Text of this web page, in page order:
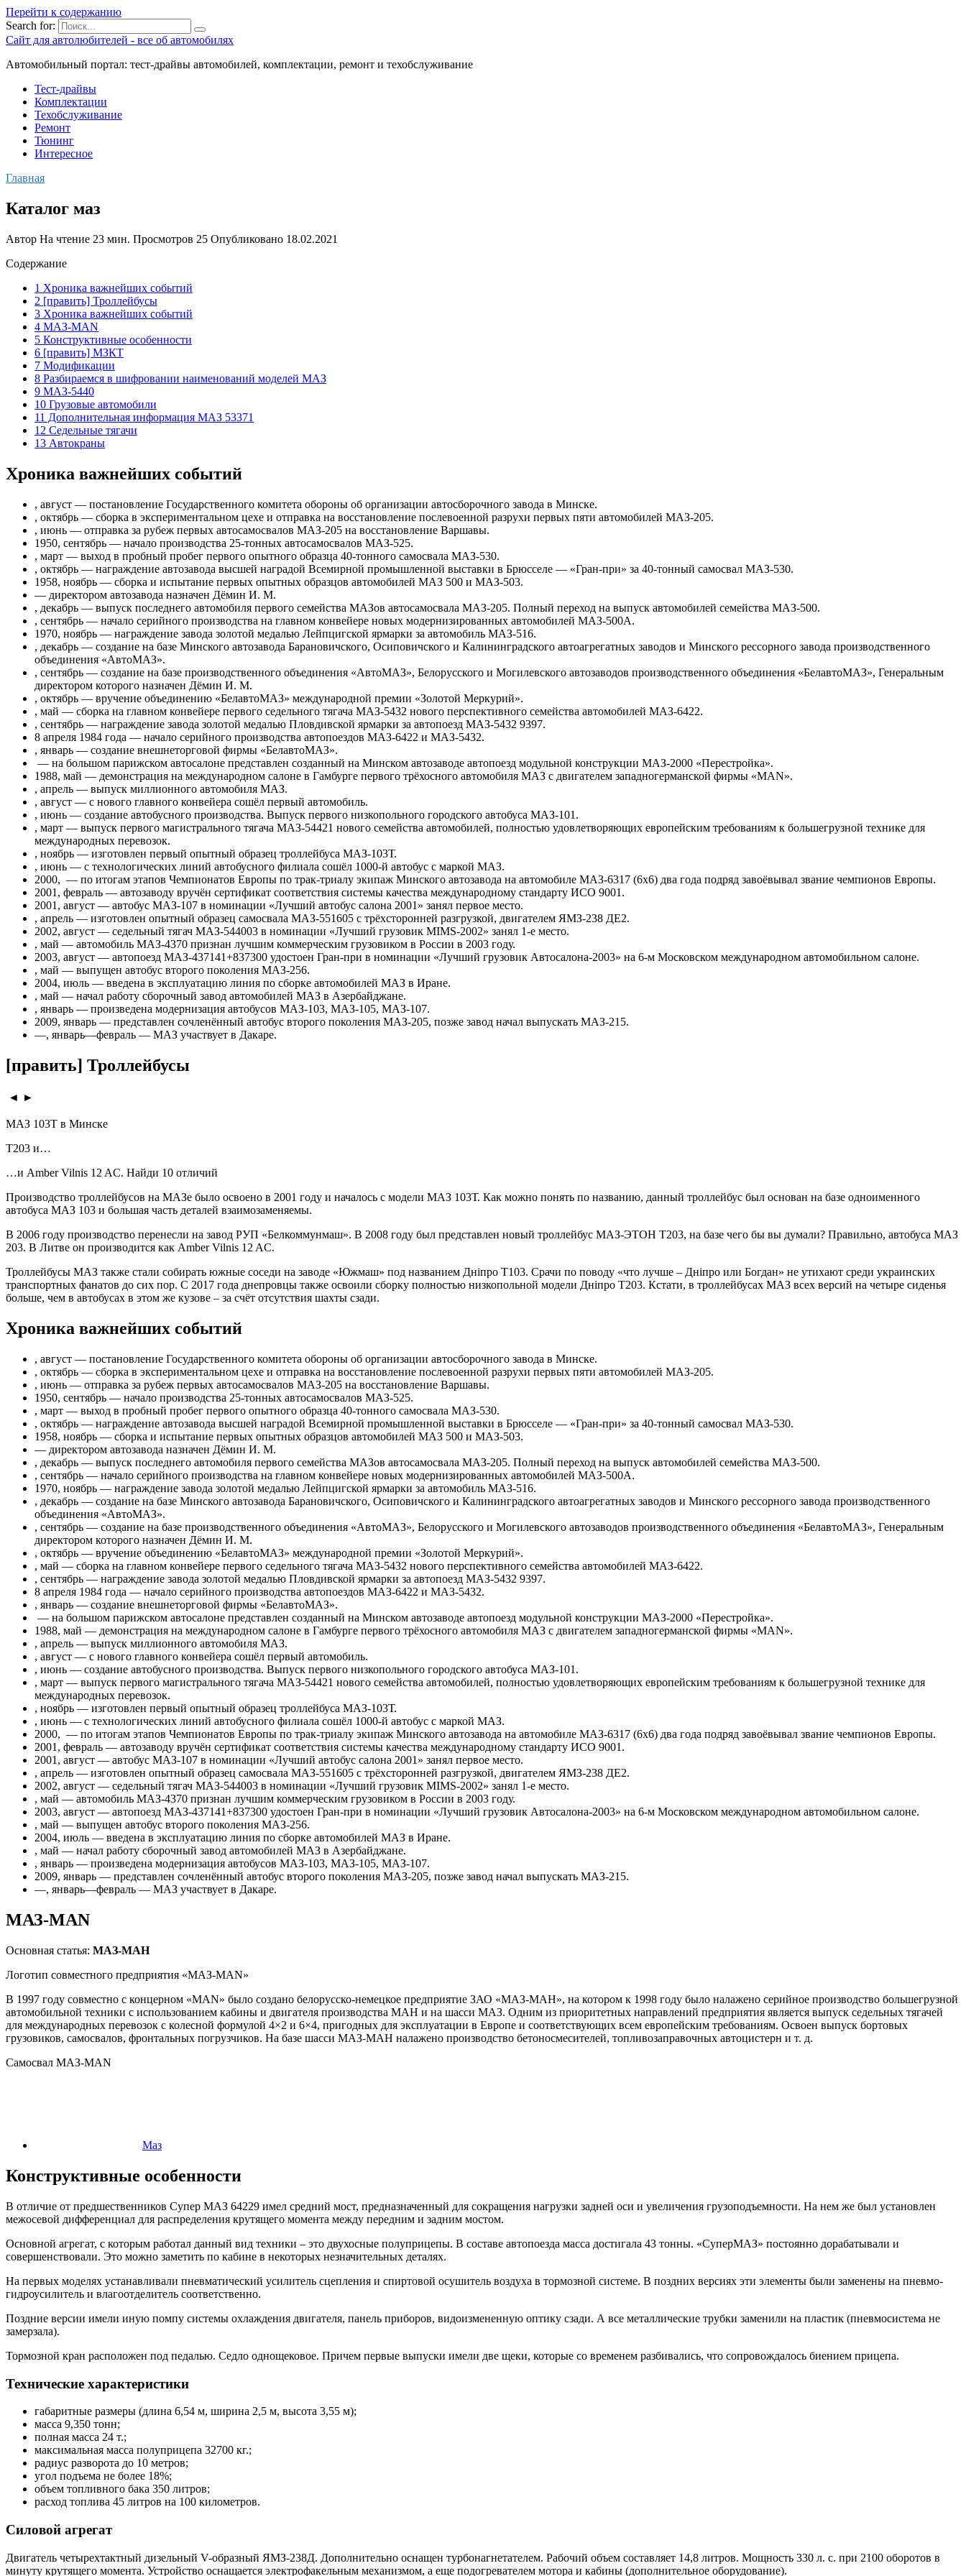
Перейти к содержанию
Search for:
Сайт для автолюбителей - все об автомобилях
Автомобильный портал: тест-драйвы автомобилей, комплектации, ремонт и техобслуживание
Тест-драйвы
Комплектации
Техобслуживание
Ремонт
Тюнинг
Интересное
Главная
Каталог маз
Автор На чтение 23 мин. Просмотров 25 Опубликовано 18.02.2021
Содержание
1 Хроника важнейших событий
2 [править] Троллейбусы
3 Хроника важнейших событий
4 МАЗ-MAN
5 Конструктивные особенности
6 [править] МЗКТ
7 Модификации
8 Разбираемся в шифровании наименований моделей МАЗ
9 МАЗ-5440
10 Грузовые автомобили
11 Дополнительная информация МАЗ 53371
12 Седельные тягачи
13 Автокраны
Хроника важнейших событий
, август — постановление Государственного комитета обороны об организации автосборочного завода в Минске.
, октябрь — сборка в экспериментальном цехе и отправка на восстановление послевоенной разрухи первых пяти автомобилей МАЗ-205.
, июнь — отправка за рубеж первых автосамосвалов МАЗ-205 на восстановление Варшавы.
1950, сентябрь — начало производства 25-тонных автосамосвалов МАЗ-525.
, март — выход в пробный пробег первого опытного образца 40-тонного самосвала МАЗ-530.
, октябрь — награждение автозавода высшей наградой Всемирной промышленной выставки в Брюсселе — «Гран-при» за 40-тонный самосвал МАЗ-530.
1958, ноябрь — сборка и испытание первых опытных образцов автомобилей МАЗ 500 и МАЗ-503.
— директором автозавода назначен Дёмин И. М.
, декабрь — выпуск последнего автомобиля первого семейства МАЗов автосамосвала МАЗ-205. Полный переход на выпуск автомобилей семейства МАЗ-500.
, сентябрь — начало серийного производства на главном конвейере новых модернизированных автомобилей МАЗ-500А.
1970, ноябрь — награждение завода золотой медалью Лейпцигской ярмарки за автомобиль МАЗ-516.
, декабрь — создание на базе Минского автозавода Барановичского, Осиповичского и Калининградского автоагрегатных заводов и Минского рессорного завода производственного
объединения «АвтоМАЗ».
, сентябрь — создание на базе производственного объединения «АвтоМАЗ», Белорусского и Могилевского автозаводов производственного объединения «БелавтоМАЗ», Генеральным
директором которого назначен Дёмин И. М.
, октябрь — вручение объединению «БелавтоМАЗ» международной премии «Золотой Меркурий».
, май — сборка на главном конвейере первого седельного тягача МАЗ-5432 нового перспективного семейства автомобилей МАЗ-6422.
, сентябрь — награждение завода золотой медалью Пловдивской ярмарки за автопоезд МАЗ-5432 9397.
8 апреля 1984 года — начало серийного производства автопоездов МАЗ-6422 и МАЗ-5432.
, январь — создание внешнеторговой фирмы «БелавтоМАЗ».
— на большом парижском автосалоне представлен созданный на Минском автозаводе автопоезд модульной конструкции МАЗ-2000 «Перестройка».
1988, май — демонстрация на международном салоне в Гамбурге первого трёхосного автомобиля МАЗ с двигателем западногерманской фирмы «MAN».
, апрель — выпуск миллионного автомобиля МАЗ.
, август — с нового главного конвейера сошёл первый автомобиль.
, июнь — создание автобусного производства. Выпуск первого низкопольного городского автобуса МАЗ-101.
, март — выпуск первого магистрального тягача МАЗ-54421 нового семейства автомобилей, полностью удовлетворяющих европейским требованиям к большегрузной технике для
международных перевозок.
, ноябрь — изготовлен первый опытный образец троллейбуса МАЗ-103Т.
, июнь — с технологических линий автобусного филиала сошёл 1000-й автобус с маркой МАЗ.
2000, — по итогам этапов Чемпионатов Европы по трак-триалу экипаж Минского автозавода на автомобиле МАЗ-6317 (6х6) два года подряд завоёвывал звание чемпионов Европы.
2001, февраль — автозаводу вручён сертификат соответствия системы качества международному стандарту ИСО 9001.
2001, август — автобус МАЗ-107 в номинации «Лучший автобус салона 2001» занял первое место.
, апрель — изготовлен опытный образец самосвала МАЗ-551605 с трёхсторонней разгрузкой, двигателем ЯМЗ-238 ДЕ2.
2002, август — седельный тягач МАЗ-544003 в номинации «Лучший грузовик MIMS-2002» занял 1-е место.
, май — автомобиль МАЗ-4370 признан лучшим коммерческим грузовиком в России в 2003 году.
2003, август — автопоезд МАЗ-437141+837300 удостоен Гран-при в номинации «Лучший грузовик Автосалона-2003» на 6-м Московском международном автомобильном салоне.
, май — выпущен автобус второго поколения МАЗ-256.
2004, июль — введена в эксплуатацию линия по сборке автомобилей МАЗ в Иране.
, май — начал работу сборочный завод автомобилей МАЗ в Азербайджане.
, январь — произведена модернизация автобусов МАЗ-103, МАЗ-105, МАЗ-107.
2009, январь — представлен сочленённый автобус второго поколения МАЗ-205, позже завод начал выпускать МАЗ-215.
—, январь—февраль — МАЗ участвует в Дакаре.
[править] Троллейбусы
◄ ►
МАЗ 103Т в Минске
Т203 и…
…и Amber Vilnis 12 AC. Найди 10 отличий
Производство троллейбусов на МАЗе было освоено в 2001 году и началось с модели МАЗ 103Т. Как можно понять по названию, данный троллейбус был основан на базе одноименного
автобуса МАЗ 103 и большая часть деталей взаимозаменяемы.
В 2006 году производство перенесли на завод РУП «Белкоммунмаш». В 2008 году был представлен новый троллейбус МАЗ-ЭТОН Т203, на базе чего бы вы думали? Правильно, автобуса МАЗ
203. В Литве он производится как Amber Vilnis 12 AC.
Троллейбусы МАЗ также стали собирать южные соседи на заводе «Южмаш» под названием Днiпро Т103. Срачи по поводу «что лучше – Днiпро или Богдан» не утихают среди украинских
транспортных фанатов до сих пор. С 2017 года днепровцы также освоили сборку полностью низкопольной модели Днiпро Т203. Кстати, в троллейбусах МАЗ всех версий на четыре сиденья
больше, чем в автобусах в этом же кузове – за счёт отсутствия шахты сзади.
Хроника важнейших событий
, август — постановление Государственного комитета обороны об организации автосборочного завода в Минске.
, октябрь — сборка в экспериментальном цехе и отправка на восстановление послевоенной разрухи первых пяти автомобилей МАЗ-205.
, июнь — отправка за рубеж первых автосамосвалов МАЗ-205 на восстановление Варшавы.
1950, сентябрь — начало производства 25-тонных автосамосвалов МАЗ-525.
, март — выход в пробный пробег первого опытного образца 40-тонного самосвала МАЗ-530.
, октябрь — награждение автозавода высшей наградой Всемирной промышленной выставки в Брюсселе — «Гран-при» за 40-тонный самосвал МАЗ-530.
1958, ноябрь — сборка и испытание первых опытных образцов автомобилей МАЗ 500 и МАЗ-503.
— директором автозавода назначен Дёмин И. М.
, декабрь — выпуск последнего автомобиля первого семейства МАЗов автосамосвала МАЗ-205. Полный переход на выпуск автомобилей семейства МАЗ-500.
, сентябрь — начало серийного производства на главном конвейере новых модернизированных автомобилей МАЗ-500А.
1970, ноябрь — награждение завода золотой медалью Лейпцигской ярмарки за автомобиль МАЗ-516.
, декабрь — создание на базе Минского автозавода Барановичского, Осиповичского и Калининградского автоагрегатных заводов и Минского рессорного завода производственного
объединения «АвтоМАЗ».
, сентябрь — создание на базе производственного объединения «АвтоМАЗ», Белорусского и Могилевского автозаводов производственного объединения «БелавтоМАЗ», Генеральным
директором которого назначен Дёмин И. М.
, октябрь — вручение объединению «БелавтоМАЗ» международной премии «Золотой Меркурий».
, май — сборка на главном конвейере первого седельного тягача МАЗ-5432 нового перспективного семейства автомобилей МАЗ-6422.
, сентябрь — награждение завода золотой медалью Пловдивской ярмарки за автопоезд МАЗ-5432 9397.
8 апреля 1984 года — начало серийного производства автопоездов МАЗ-6422 и МАЗ-5432.
, январь — создание внешнеторговой фирмы «БелавтоМАЗ».
— на большом парижском автосалоне представлен созданный на Минском автозаводе автопоезд модульной конструкции МАЗ-2000 «Перестройка».
1988, май — демонстрация на международном салоне в Гамбурге первого трёхосного автомобиля МАЗ с двигателем западногерманской фирмы «MAN».
, апрель — выпуск миллионного автомобиля МАЗ.
, август — с нового главного конвейера сошёл первый автомобиль.
, июнь — создание автобусного производства. Выпуск первого низкопольного городского автобуса МАЗ-101.
, март — выпуск первого магистрального тягача МАЗ-54421 нового семейства автомобилей, полностью удовлетворяющих европейским требованиям к большегрузной технике для
международных перевозок.
, ноябрь — изготовлен первый опытный образец троллейбуса МАЗ-103Т.
, июнь — с технологических линий автобусного филиала сошёл 1000-й автобус с маркой МАЗ.
2000, — по итогам этапов Чемпионатов Европы по трак-триалу экипаж Минского автозавода на автомобиле МАЗ-6317 (6х6) два года подряд завоёвывал звание чемпионов Европы.
2001, февраль — автозаводу вручён сертификат соответствия системы качества международному стандарту ИСО 9001.
2001, август — автобус МАЗ-107 в номинации «Лучший автобус салона 2001» занял первое место.
, апрель — изготовлен опытный образец самосвала МАЗ-551605 с трёхсторонней разгрузкой, двигателем ЯМЗ-238 ДЕ2.
2002, август — седельный тягач МАЗ-544003 в номинации «Лучший грузовик MIMS-2002» занял 1-е место.
, май — автомобиль МАЗ-4370 признан лучшим коммерческим грузовиком в России в 2003 году.
2003, август — автопоезд МАЗ-437141+837300 удостоен Гран-при в номинации «Лучший грузовик Автосалона-2003» на 6-м Московском международном автомобильном салоне.
, май — выпущен автобус второго поколения МАЗ-256.
2004, июль — введена в эксплуатацию линия по сборке автомобилей МАЗ в Иране.
, май — начал работу сборочный завод автомобилей МАЗ в Азербайджане.
, январь — произведена модернизация автобусов МАЗ-103, МАЗ-105, МАЗ-107.
2009, январь — представлен сочленённый автобус второго поколения МАЗ-205, позже завод начал выпускать МАЗ-215.
—, январь—февраль — МАЗ участвует в Дакаре.
МАЗ-MAN
Основная статья: МАЗ-МАН
Логотип совместного предприятия «МАЗ-MAN»
В 1997 году совместно с концерном «MAN» было создано белорусско-немецкое предприятие ЗАО «МАЗ-МАН», на котором к 1998 году было налажено серийное производство большегрузной
автомобильной техники с использованием кабины и двигателя производства МАН и на шасси МАЗ. Одним из приоритетных направлений предприятия является выпуск седельных тягачей
для международных перевозок с колесной формулой 4×2 и 6×4, пригодных для эксплуатации в Европе и соответствующих всем европейским требованиям. Освоен выпуск бортовых
грузовиков, самосвалов, фронтальных погрузчиков. На базе шасси МАЗ-МАН налажено производство бетоносмесителей, топливозаправочных автоцистерн и т. д.
Самосвал МАЗ-MAN
Маз
Конструктивные особенности
В отличие от предшественников Супер МАЗ 64229 имел средний мост, предназначенный для сокращения нагрузки задней оси и увеличения грузоподъемности. На нем же был установлен
межосевой дифференциал для распределения крутящего момента между передним и задним мостом.
Основной агрегат, с которым работал данный вид техники – это двухосные полуприцепы. В составе автопоезда масса достигала 43 тонны. «СуперМАЗ» постоянно дорабатывали и
совершенствовали. Это можно заметить по кабине в некоторых незначительных деталях.
На первых моделях устанавливали пневматический усилитель сцепления и спиртовой осушитель воздуха в тормозной системе. В поздних версиях эти элементы были заменены на пневмо-
гидроусилитель и влагоотделитель соответственно.
Поздние версии имели иную помпу системы охлаждения двигателя, панель приборов, видоизмененную оптику сзади. А все металлические трубки заменили на пластик (пневмосистема не
замерзала).
Тормозной кран расположен под педалью. Седло однощековое. Причем первые выпуски имели две щеки, которые со временем разбивались, что сопровождалось биением прицепа.
Технические характеристики
габаритные размеры (длина 6,54 м, ширина 2,5 м, высота 3,55 м);
масса 9,350 тонн;
полная масса 24 т.;
максимальная масса полуприцепа 32700 кг.;
радиус разворота до 10 метров;
угол подъема не более 18%;
объем топливного бака 350 литров;
расход топлива 45 литров на 100 километров.
Силовой агрегат
Двигатель четырехтактный дизельный V-образный ЯМЗ-238Д. Дополнительно оснащен турбонагнетателем. Рабочий объем составляет 14,8 литров. Мощность 330 л. с. при 2100 оборотов в
минуту крутящего момента. Устройство оснащается электрофакельным механизмом, а еще подогревателем мотора и кабины (дополнительное оборудование).